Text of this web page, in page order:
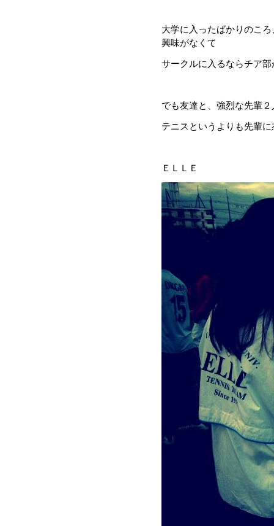
大学に入ったばかりのこ
興味がなくて
サークルに入るならチア
でも友達と、強烈な先輩
テニスというよりも先輩
ＥＬＬＥ